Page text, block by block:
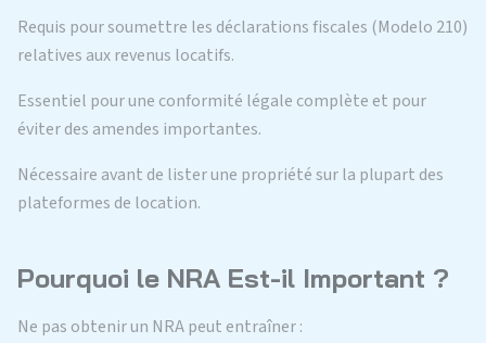
Requis pour soumettre les déclarations fiscales (Modelo 210)
relatives aux revenus locatifs.
Essentiel pour une conformité légale complète et pour
éviter des amendes importantes.
Nécessaire avant de lister une propriété sur la plupart des
plateformes de location.
Pourquoi le NRA Est-il Important ?
Ne pas obtenir un NRA peut entraîner :